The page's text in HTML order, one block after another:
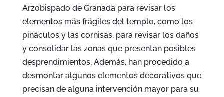
Arzobispado de Granada para revisar los
elementos más frágiles del templo, como los
pináculos y las cornisas, para revisar los daños
y consolidar las zonas que presentan posibles
desprendimientos. Además, han procedido a
desmontar algunos elementos decorativos que
precisan de alguna intervención mayor para su